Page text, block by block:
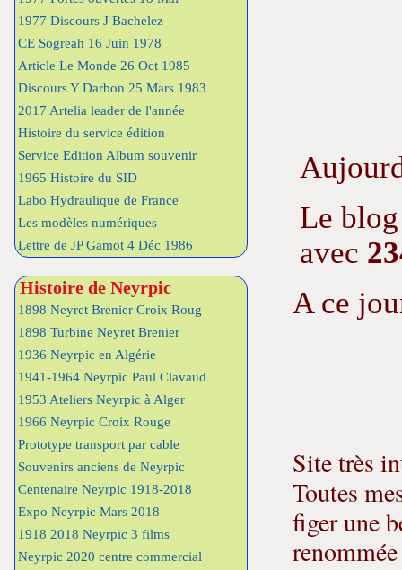
1977 Discours J Bachelez
CE Sogreah 16 Juin 1978
Article Le Monde 26 Oct 1985
Discours Y Darbon 25 Mars 1983
2017 Artelia leader de l'année
Histoire du service édition
Service Edition Album souvenir
1965 Histoire du SID
Labo Hydraulique de France
Les modèles numériques
Lettre de JP Gamot 4 Déc 1986
Histoire de Neyrpic
1898 Neyret Brenier Croix Roug
1898 Turbine Neyret Brenier
1936 Neyrpic en Algérie
1941-1964 Neyrpic Paul Clavaud
1953 Ateliers Neyrpic à Alger
1966 Neyrpic Croix Rouge
Prototype transport par cable
Souvenirs anciens de Neyrpic
Centenaire Neyrpic 1918-2018
Expo Neyrpic Mars 2018
1918 2018 Neyrpic 3 films
Neyrpic 2020 centre commercial
Le
avec
A ce
Site très
Toutes
figer une